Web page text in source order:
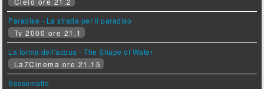
Paradise - La strada per il paradiso
Tv 2000 ore 21.1
La forma dell'acqua - The Shape of Water
La7Cinema ore 21.15
Sessomatto